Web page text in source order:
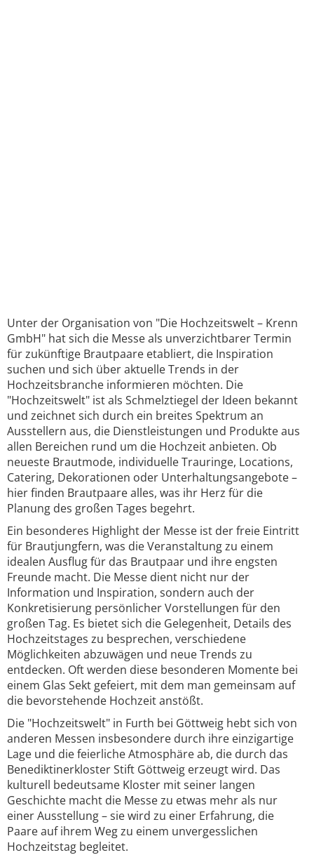
Unter der Organisation von "Die Hochzeitswelt – Krenn
GmbH" hat sich die Messe als unverzichtbarer Termin
für zukünftige Brautpaare etabliert, die Inspiration
suchen und sich über aktuelle Trends in der
Hochzeitsbranche informieren möchten. Die
"Hochzeitswelt" ist als Schmelztiegel der Ideen bekannt
und zeichnet sich durch ein breites Spektrum an
Ausstellern aus, die Dienstleistungen und Produkte aus
allen Bereichen rund um die Hochzeit anbieten. Ob
neueste Brautmode, individuelle Trauringe, Locations,
Catering, Dekorationen oder Unterhaltungsangebote –
hier finden Brautpaare alles, was ihr Herz für die
Planung des großen Tages begehrt.
Ein besonderes Highlight der Messe ist der freie Eintritt
für Brautjungfern, was die Veranstaltung zu einem
idealen Ausflug für das Brautpaar und ihre engsten
Freunde macht. Die Messe dient nicht nur der
Information und Inspiration, sondern auch der
Konkretisierung persönlicher Vorstellungen für den
großen Tag. Es bietet sich die Gelegenheit, Details des
Hochzeitstages zu besprechen, verschiedene
Möglichkeiten abzuwägen und neue Trends zu
entdecken. Oft werden diese besonderen Momente bei
einem Glas Sekt gefeiert, mit dem man gemeinsam auf
die bevorstehende Hochzeit anstößt.
Die "Hochzeitswelt" in Furth bei Göttweig hebt sich von
anderen Messen insbesondere durch ihre einzigartige
Lage und die feierliche Atmosphäre ab, die durch das
Benediktinerkloster Stift Göttweig erzeugt wird. Das
kulturell bedeutsame Kloster mit seiner langen
Geschichte macht die Messe zu etwas mehr als nur
einer Ausstellung – sie wird zu einer Erfahrung, die
Paare auf ihrem Weg zu einem unvergesslichen
Hochzeitstag begleitet.